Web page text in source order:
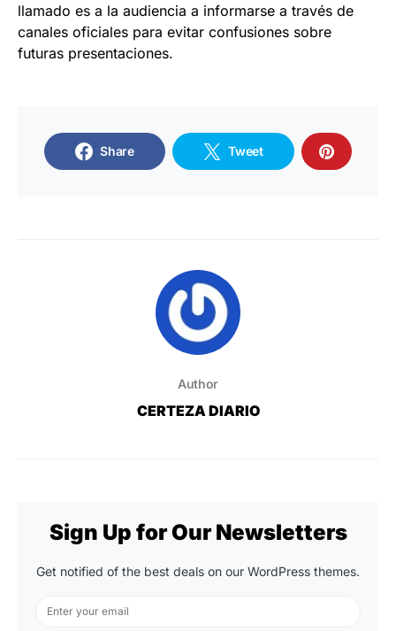
llamado es a la audiencia a informarse a través de
canales oficiales para evitar confusiones sobre
futuras presentaciones.
Share Tweet
Author
CERTEZA DIARIO
Sign Up for Our Newsletters
Get notified of the best deals on our WordPress themes.